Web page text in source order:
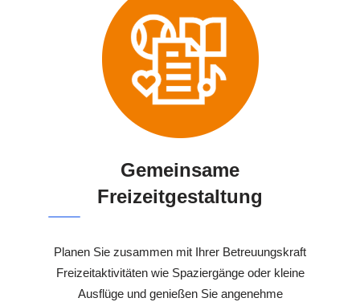
Gemeinsame
Freizeitgestaltung
Planen Sie zusammen mit Ihrer Betreuungskraft
Freizeitaktivitäten wie Spaziergänge oder kleine
Ausflüge und genießen Sie angenehme